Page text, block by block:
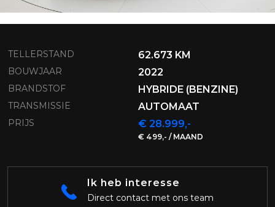
TELLERSTAND 62.673 KM
BOUWJAAR 2022
BRANDSTOF HYBRIDE (BENZINE)
TRANSMISSIE AUTOMAAT
PRIJS € 28.999,-
€ 499,- / MAAND
Ik heb interesse
Direct contact met ons team